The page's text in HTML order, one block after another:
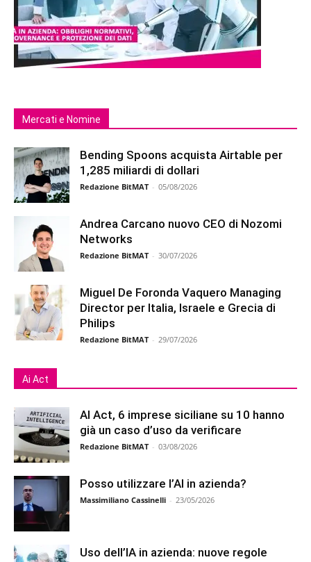
Mercati e Nomine
Bending Spoons acquista Airtable per
1,285 miliardi di dollari
Redazione BitMAT - 05/08/2026
Andrea Carcano nuovo CEO di Nozomi
Networks
Redazione BitMAT - 30/07/2026
Miguel De Foronda Vaquero Managing
Director per Italia, Israele e Grecia di
Philips
Redazione BitMAT - 29/07/2026
Ai Act
AI Act, 6 imprese siciliane su 10 hanno
già un caso d’uso da verificare
Redazione BitMAT - 03/08/2026
Posso utilizzare l’AI in azienda?
Massimiliano Cassinelli - 23/05/2026
Uso dell’IA in azienda: nuove regole